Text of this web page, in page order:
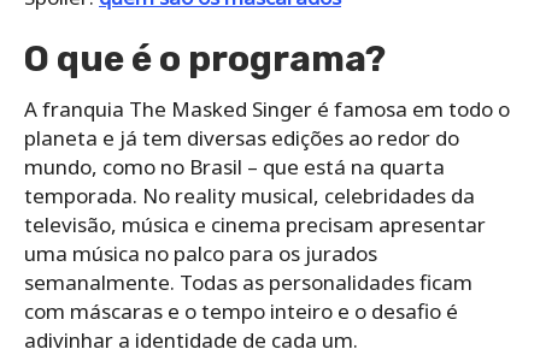
O que é o programa?
A franquia The Masked Singer é famosa em todo o
planeta e já tem diversas edições ao redor do
mundo, como no Brasil – que está na quarta
temporada. No reality musical, celebridades da
televisão, música e cinema precisam apresentar
uma música no palco para os jurados
semanalmente. Todas as personalidades ficam
com máscaras e o tempo inteiro e o desafio é
adivinhar a identidade de cada um.